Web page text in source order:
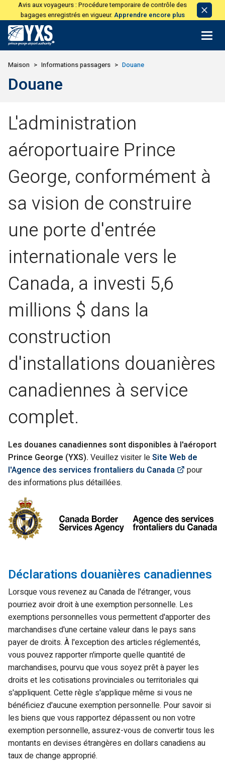
Avis aux voyageurs : Procédure temporaire de contrôle des
bagages enregistrés en vigueur. Apprendre encore plus Avis
de
Retour à la page d'accueil>
Maison Informations passagers Douane
Douane
L'administration
aéroportuaire Prince
George, conformément à
sa vision de construire
une porte d'entrée
internationale vers le
Canada, a investi 5,6
millions $ dans la
construction
d'installations douanières
canadiennes à service
complet.
Les douanes canadiennes sont disponibles à l'aéroport
Prince George (YXS). Veuillez visiter leSite Web de
l'Agence des services frontaliers du Canada
(Link
pour
des informations plus détaillées.
Déclarations douanières canadiennes
Lorsque vous revenez au Canada de l'étranger, vous
pourriez avoir droit à une exemption personnelle. Les
exemptions personnelles vous permettent d'apporter des
marchandises d'une certaine valeur dans le pays sans
payer de droits. À l'exception des articles réglementés,
vous pouvez rapporter n'importe quelle quantité de
marchandises, pourvu que vous soyez prêt à payer les
droits et les cotisations provinciales ou territoriales qui
s'appliquent. Cette règle s'applique même si vous ne
bénéficiez d'aucune exemption personnelle. Pour savoir si
les biens que vous rapportez dépassent ou non votre
exemption personnelle, assurez-vous de convertir tous les
montants en devises étrangères en dollars canadiens au
taux de change approprié.